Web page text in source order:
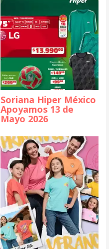
Soriana Hiper México
Apoyamos 13 de
Mayo 2026